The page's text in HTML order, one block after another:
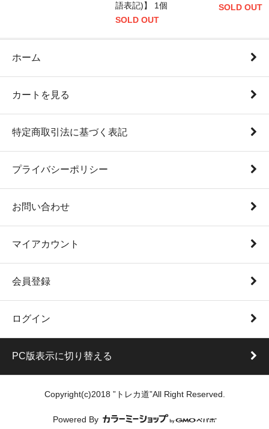
語表記)】 1個
SOLD OUT
SOLD OUT
ホーム
カートを見る
特定商取引法に基づく表記
プライバシーポリシー
お問い合わせ
マイアカウント
会員登録
ログイン
PC版表示に切り替える
Copyright(c)2018 ”トレカ道”All Right Reserved.
Powered By